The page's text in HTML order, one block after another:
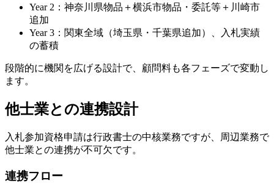
Year 2：神奈川県物品＋横浜市物品・委託等＋川崎市
追加
Year 3：関東全域（埼玉県・千葉県追加）、入札実績
の蓄積
段階的に機関を広げる設計で、顧問料も各フェーズで変動し
ます。
他士業との連携設計
入札参加資格申請は行政書士の中核業務ですが、周辺業務で
他士業との連携が不可欠です。
連携フロー